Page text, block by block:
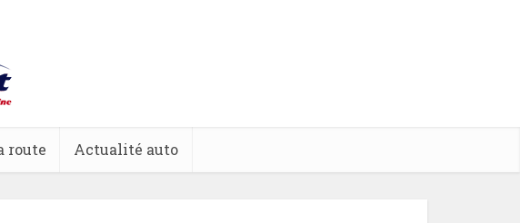
route Actualité auto